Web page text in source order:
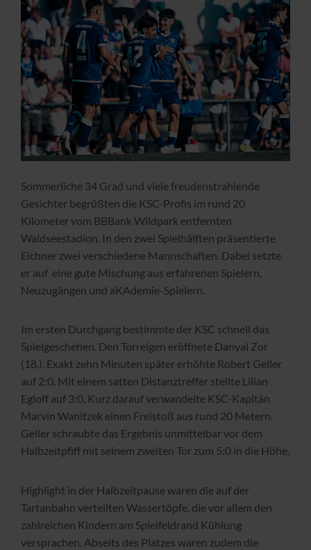
Sommerliche 34 Grad und viele freudenstrahlende
Gesichter begrüßten die KSC-Profis im rund 20
Kilometer vom BBBank Wildpark entfernten
Waldseestadion. In den zwei Spielhälften präsentierte
Eichner zwei verschiedene Mannschaften. Dabei setzte
er auf eine gute Mischung aus erfahrenen Spielern,
Neuzugängen und aKAdemie-Spielern.
Im ersten Durchgang bestimmte der KSC schnell das
Spielgeschehen. Den Torreigen eröffnete Danyal Zor
(18.). Exakt zehn Minuten später erhöhte Robert Geller
auf 2:0. Mit einem satten Distanztreffer stellte Lilian
Egloff auf 3:0. Kurz darauf verwandelte KSC-Kapitän
Marvin Wanitzek einen Freistoß aus rund 20 Metern.
Geller schraubte das Ergebnis unmittelbar vor dem
Halbzeitpfiff mit seinem zweiten Tor zum 5:0 in die Höhe.
Highlight in der Halbzeitpause waren die auf der
Tartanbahn verteilten Wassertöpfe, die vor allem den
zahlreichen Kindern am Spielfeldrand Kühlung
versprachen. Abseits des Platzes waren zudem die